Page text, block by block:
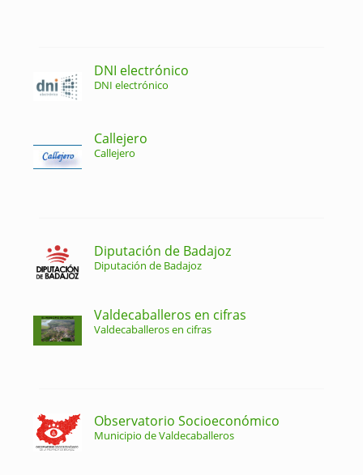
DNI electrónico
DNI electrónico
Callejero
Callejero
Diputación de Badajoz
Diputación de Badajoz
Valdecaballeros en cifras
Valdecaballeros en cifras
Observatorio Socioeconómico
Municipio de Valdecaballeros